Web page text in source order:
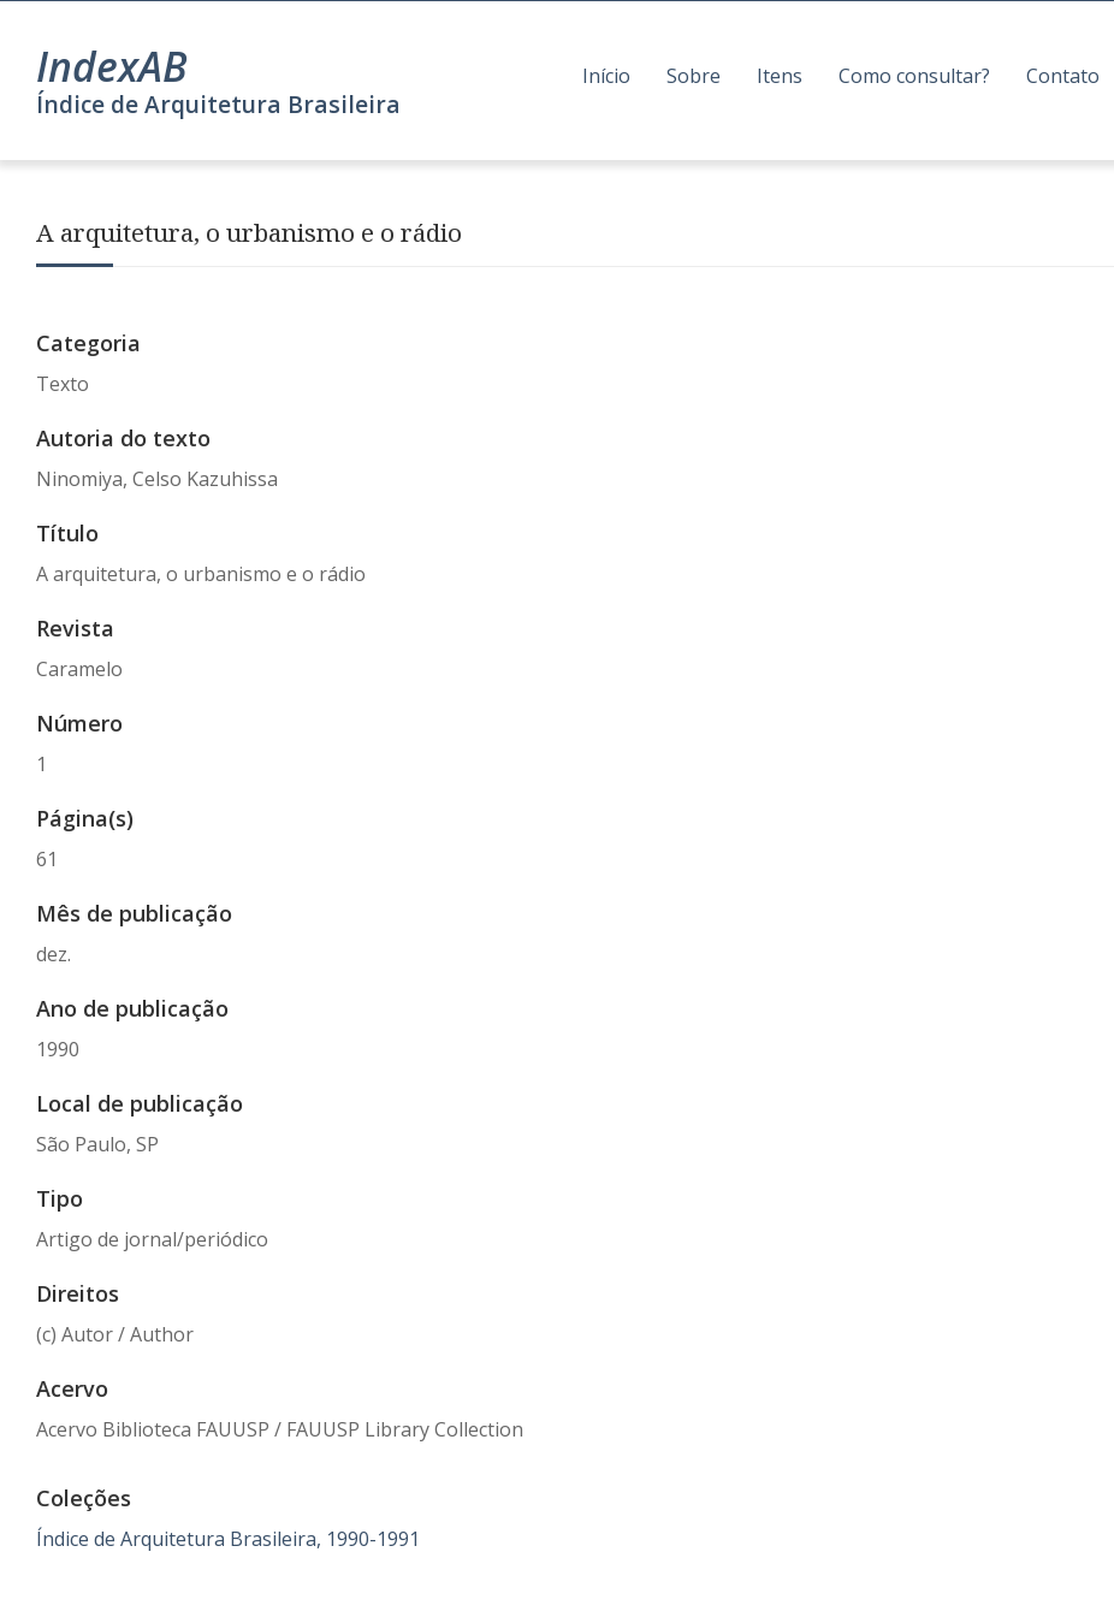
IndexAB
Índice de Arquitetura Brasileira
Início Sobre Itens Como consultar? Contato
A arquitetura, o urbanismo e o rádio
Categoria
Texto
Autoria do texto
Ninomiya, Celso Kazuhissa
Título
A arquitetura, o urbanismo e o rádio
Revista
Caramelo
Número
1
Página(s)
61
Mês de publicação
dez.
Ano de publicação
1990
Local de publicação
São Paulo, SP
Tipo
Artigo de jornal/periódico
Direitos
(c) Autor / Author
Acervo
Acervo Biblioteca FAUUSP / FAUUSP Library Collection
Coleções
Índice de Arquitetura Brasileira, 1990-1991